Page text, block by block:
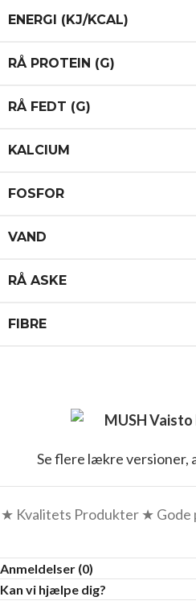
ENERGI (KJ/KCAL)
RÅ PROTEIN (G)
RÅ FEDT (G)
KALCIUM
FOSFOR
VAND
RÅ ASKE
FIBRE
Se flere lækre versioner,
★ Kvalitets Produkter ★
Anmeldelser (0)
Kan vi hjælpe dig?